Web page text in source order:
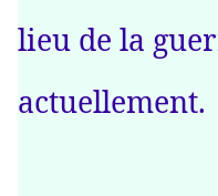
lieu de la
actuellement.